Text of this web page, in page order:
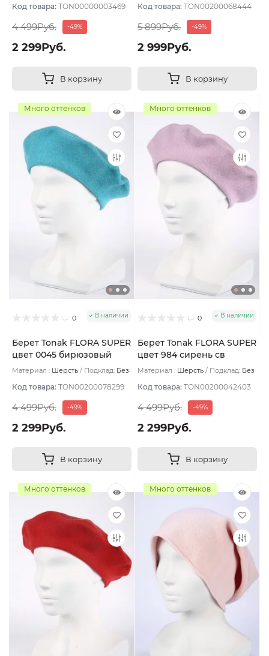
Код товара: TON00000003469
4 499Руб. -49%
2 299Руб.
В корзину
Код товара: TON00200068444
5 899Руб. -49%
2 999Руб.
В корзину
Много оттенков
0 В наличии
Берет Tonak FLORA SUPER
цвет 0045 бирюзовый
Материал : Шерсть Подклад: Без
Код товара: TON00200078299
4 499Руб. -49%
2 299Руб.
В корзину
Много оттенков
0 В наличии
Берет Tonak FLORA SUPER
цвет 984 сирень св
Материал : Шерсть Подклад: Без
Код товара: TON00200042403
4 499Руб. -49%
2 299Руб.
В корзину
Много оттенков Много оттенков